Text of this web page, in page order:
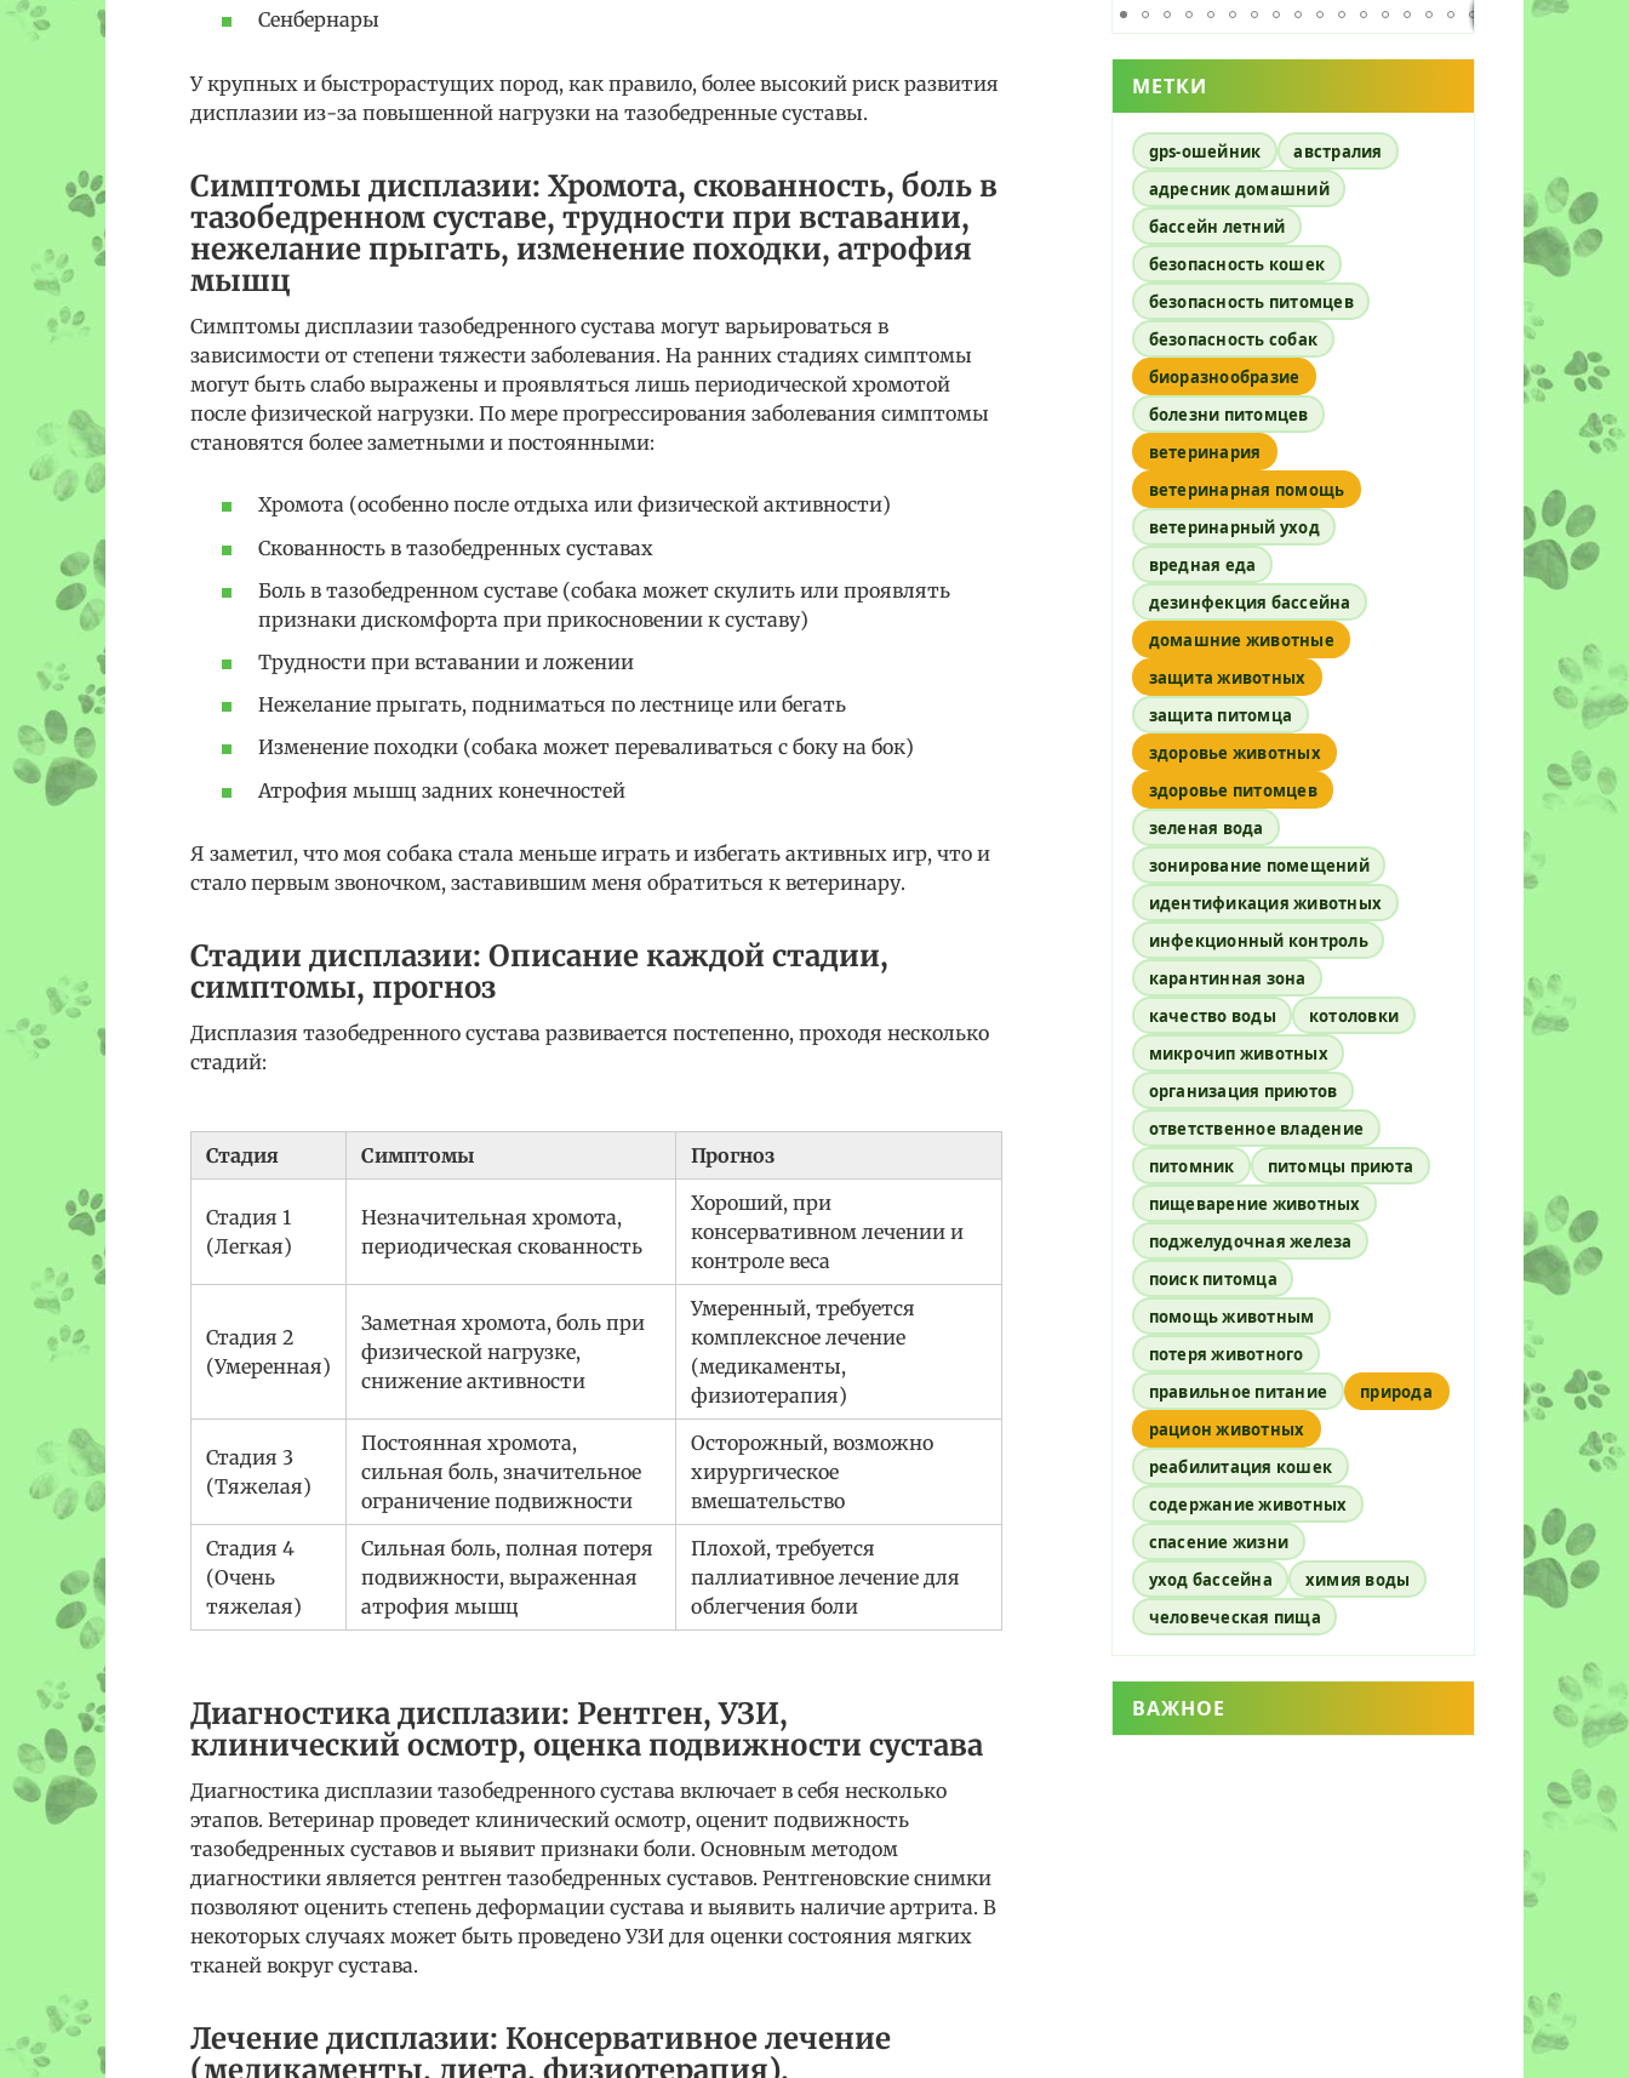
Сенбернары
У крупных и быстрорастущих пород, как правило, более высокий риск развития
дисплазии из-за повышенной нагрузки на тазобедренные суставы.
Симптомы дисплазии: Хромота, скованность, боль в
тазобедренном суставе, трудности при вставании,
нежелание прыгать, изменение походки, атрофия
мышц
Симптомы дисплазии тазобедренного сустава могут варьироваться в
зависимости от степени тяжести заболевания. На ранних стадиях симптомы
могут быть слабо выражены и проявляться лишь периодической хромотой
после физической нагрузки. По мере прогрессирования заболевания симптомы
становятся более заметными и постоянными:
Хромота (особенно после отдыха или физической активности)
Скованность в тазобедренных суставах
Боль в тазобедренном суставе (собака может скулить или проявлять
признаки дискомфорта при прикосновении к суставу)
Трудности при вставании и ложении
Нежелание прыгать, подниматься по лестнице или бегать
Изменение походки (собака может переваливаться с боку на бок)
Атрофия мышц задних конечностей
Я заметил, что моя собака стала меньше играть и избегать активных игр, что и
стало первым звоночком, заставившим меня обратиться к ветеринару.
Стадии дисплазии: Описание каждой стадии,
симптомы, прогноз
Дисплазия тазобедренного сустава развивается постепенно, проходя несколько
стадий:
Стадия Симптомы Прогноз
Стадия 1
(Легкая)
Незначительная хромота,
периодическая скованность
Хороший, при
консервативном лечении и
контроле веса
Стадия 2
(Умеренная)
Заметная хромота, боль при
физической нагрузке,
снижение активности
Умеренный, требуется
комплексное лечение
(медикаменты,
физиотерапия)
Стадия 3
(Тяжелая)
Постоянная хромота,
сильная боль, значительное
ограничение подвижности
Осторожный, возможно
хирургическое
вмешательство
Стадия 4
(Очень
тяжелая)
Сильная боль, полная потеря
подвижности, выраженная
атрофия мышц
Плохой, требуется
паллиативное лечение для
облегчения боли
Диагностика дисплазии: Рентген, УЗИ,
клинический осмотр, оценка подвижности сустава
Диагностика дисплазии тазобедренного сустава включает в себя несколько
этапов. Ветеринар проведет клинический осмотр, оценит подвижность
тазобедренных суставов и выявит признаки боли. Основным методом
диагностики является рентген тазобедренных суставов. Рентгеновские снимки
позволяют оценить степень деформации сустава и выявить наличие артрита. В
некоторых случаях может быть проведено УЗИ для оценки состояния мягких
тканей вокруг сустава.
Лечение дисплазии: Консервативное лечение
МЕТКИ
gps-ошейник
австралия
адресник домашний
бассейн летний
безопасность кошек
безопасность питомцев
безопасность собак
биоразнообразие
болезни питомцев
ветеринария
ветеринарная помощь
ветеринарный уход
вредная еда
дезинфекция бассейна
домашние животные
защита животных
защита питомца
здоровье животных
здоровье питомцев
зеленая вода
зонирование помещений
идентификация животных
инфекционный контроль
карантинная зона
качество воды
котоловки
микрочип животных
организация приютов
ответственное владение
питомник
питомцы приюта
пищеварение животных
поджелудочная железа
поиск питомца
помощь животным
потеря животного
правильное питание
природа
рацион животных
реабилитация кошек
содержание животных
спасение жизни
уход бассейна
химия воды
человеческая пища
ВАЖНОЕ